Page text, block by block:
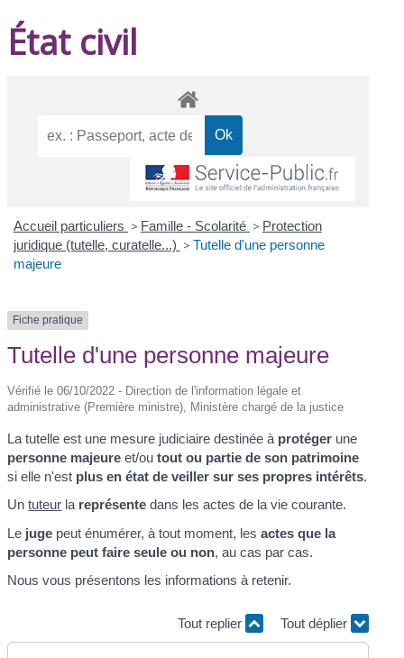
État civil
Accueil particuliers > Famille - Scolarité > Protection
juridique (tutelle, curatelle...) > Tutelle d'une personne
majeure
Fiche pratique
Tutelle d'une personne majeure
Vérifié le 06/10/2022 - Direction de l'information légale et
administrative (Première ministre), Ministère chargé de la justice
La tutelle est une mesure judiciaire destinée à protéger une
personne majeure et/outout ou partie de son patrimoine
si elle n'est plus en état de veiller sur ses propres intérêts.
Untuteur la représente dans les actes de la vie courante.
Le juge peut énumérer, à tout moment, lesactes que la
personne peut faire seule ou non, au cas par cas.
Nous vous présentons les informations à retenir.
Tout replier Tout déplier